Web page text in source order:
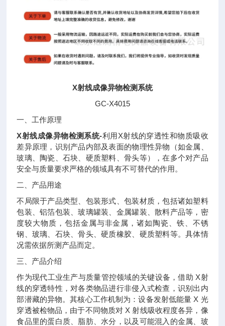
X射线成像异物检测系统
GC-X4015
一、工作原理
X射线成像异物检测系统-利用X射线的穿透性和物质吸收
差异原理，识别产品内部及表面的物理性异物（如金属、
玻璃、陶瓷、石块、硬质塑料、骨头等），在多个对产品
安全与质量要求严格的领域具有不可替代的作用。
二、产品用途
不局限于产品类型、包装形式、包装材质，包括诸如塑料
包装、铝箔包装、玻璃罐装、金属罐装、散料产品等，密
度较大物质，包括金属与非金属，诸如陶瓷、铁、不锈
钢、玻璃、石块、骨头、硬质橡胶、硬质塑料等。具体情
况需依据所测产品而定。
三、产品介绍
作为现代工业生产与质量管控领域的关键设备，借助 X射
线的穿透特性，对各类物品进行非侵入式检查，识别出内
部潜藏的异物。其核心工作机制为：设备发射低能量 X 光
穿透被检物品，由于不同物质对 X 射线吸收程度各异，像
食品里的蛋白质、脂肪、水分，以及可能混入的金属、玻